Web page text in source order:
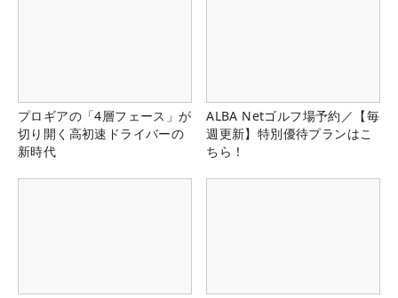
プロギアの「4層フェース」が
切り開く高初速ドライバーの
新時代
ALBA Netゴルフ場予約／【毎
週更新】特別優待プランはこ
ちら！